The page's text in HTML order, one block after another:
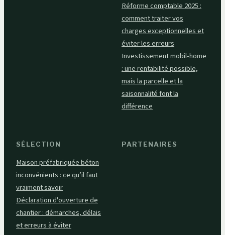
Réforme comptable 2025 :
comment traiter vos
charges exceptionnelles et
éviter les erreurs
Investissement mobil-home
: une rentabilité possible,
mais la parcelle et la
saisonnalité font la
différence
SÉLECTION
Maison préfabriquée béton
inconvénients : ce qu’il faut
vraiment savoir
Déclaration d'ouverture de
chantier : démarches, délais
et erreurs à éviter
PARTENAIRES